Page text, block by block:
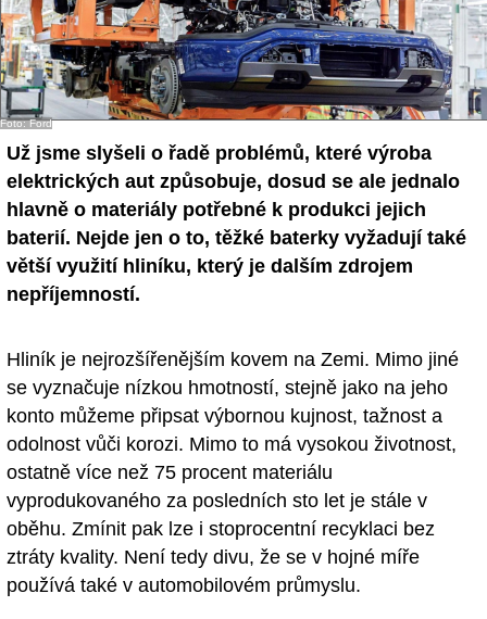
Foto: Ford
Už jsme slyšeli o řadě problémů, které výroba
elektrických aut způsobuje, dosud se ale jednalo
hlavně o materiály potřebné k produkci jejich
baterií. Nejde jen o to, těžké baterky vyžadují také
větší využití hliníku, který je dalším zdrojem
nepříjemností.
Hliník je nejrozšířenějším kovem na Zemi. Mimo jiné
se vyznačuje nízkou hmotností, stejně jako na jeho
konto můžeme připsat výbornou kujnost, tažnost a
odolnost vůči korozi. Mimo to má vysokou životnost,
ostatně více než 75 procent materiálu
vyprodukovaného za posledních sto let je stále v
oběhu. Zmínit pak lze i stoprocentní recyklaci bez
ztráty kvality. Není tedy divu, že se v hojné míře
používá také v automobilovém průmyslu.